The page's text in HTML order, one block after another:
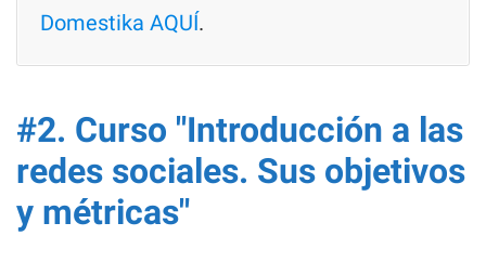
Domestika AQUÍ.
#2. Curso "Introducción a las
redes sociales. Sus objetivos
y métricas"